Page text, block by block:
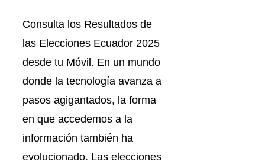
Consulta los Resultados de
las Elecciones Ecuador 2025
desde tu Móvil. En un mundo
donde la tecnología avanza a
pasos agigantados, la forma
en que accedemos a la
información también ha
evolucionado. Las elecciones